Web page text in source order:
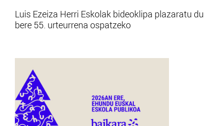
Luis Ezeiza Herri Eskolak bideoklipa plazaratu du
bere 55. urteurrena ospatzeko